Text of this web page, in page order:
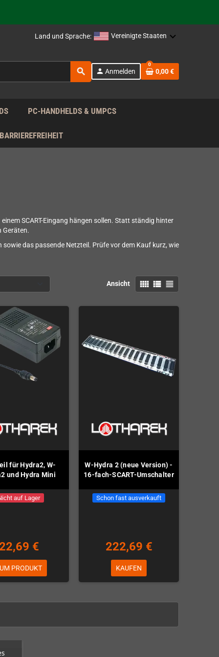
nach!
Land und Sprache: Vereinigte Staaten
search person Anmelden
0
0,00 €
PC-HANDHELDS & UMPCS
SCART-Eingang hängen sollen. Statt ständig hinter
Geräten.
das passende Netzteil. Prüfe vor dem Kauf kurz, wie
Ansicht view_comfy view_list view_headline
für Hydra2, W-
und Hydra Mini
auf Lager
€
PRODUKT
W-Hydra 2 (neue Version) -
16-fach-SCART-Umschalter
Schon fast ausverkauft
222,69 €
KAUFEN